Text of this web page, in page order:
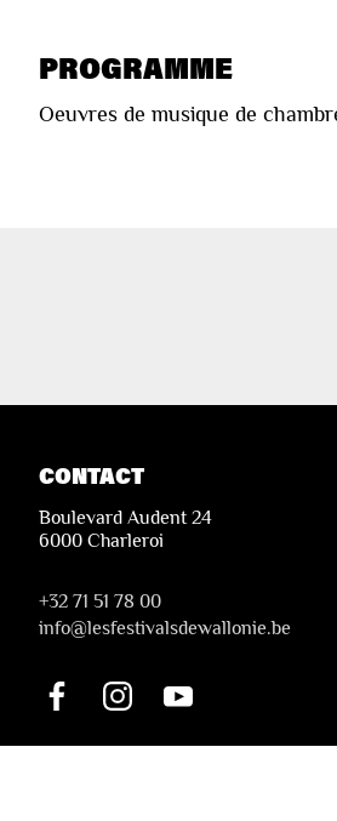
PROGRAMME
Oeuvres de musique de
CONTACT
Boulevard Audent 24
6000 Charleroi
+32 71 51 78 00
info@lesfestivalsdewallonie.be